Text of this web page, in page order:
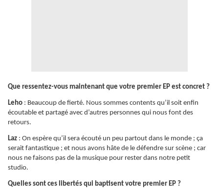
Que ressentez-vous maintenant que votre premier EP est concret ?
Leho : Beaucoup de fierté. Nous sommes contents qu’il soit enfin
écoutable et partagé avec d’autres personnes qui nous font des
retours.
Laz : On espère qu’il sera écouté un peu partout dans le monde ; ça
serait fantastique ; et nous avons hâte de le défendre sur scène ; car
nous ne faisons pas de la musique pour rester dans notre petit
studio.
Quelles sont ces libertés qui baptisent votre premier EP ?